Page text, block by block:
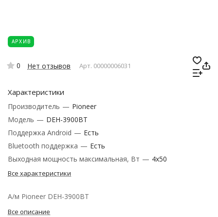
АРХИВ
0 Нет отзывов Арт. 00000006031
Характеристики
Производитель — Pioneer
Модель — DEH-3900BT
Поддержка Android — Есть
Bluetooth поддержка — Есть
Выходная мощность максимальная, Вт — 4x50
Все характеристики
А/м Pioneer DEH-3900BT
Все описание